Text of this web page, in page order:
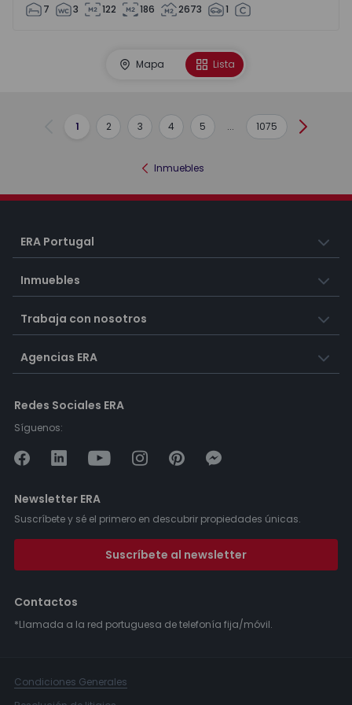
7 3 122 186 2673 1
Mapa Lista
Anterior
1 2 3 4 5 ... 1075
Inmuebles
ERA Portugal
Inmuebles
Trabaja con nosotros
Agencias ERA
Redes Sociales ERA
Síguenos:
Newsletter ERA
Suscríbete y sé el primero en descubrir propiedades únicas.
Suscríbete al newsletter
Contactos
*Llamada a la red portuguesa de telefonía fija/móvil.
Condiciones Generales